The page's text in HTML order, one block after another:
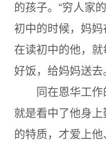
的孩子。“穷人家
初中的时候，妈
在读初中的他，
好饭，给妈妈送去
同在恩华工
就是看中了他身
的特质，才爱上他